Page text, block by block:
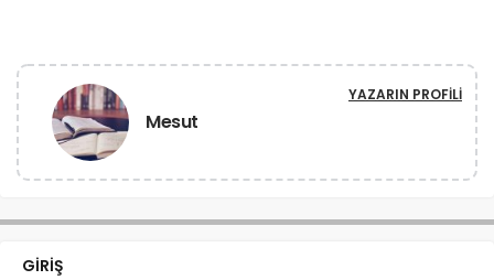
Mesut
YAZARIN PROFILI
GIRIŞ